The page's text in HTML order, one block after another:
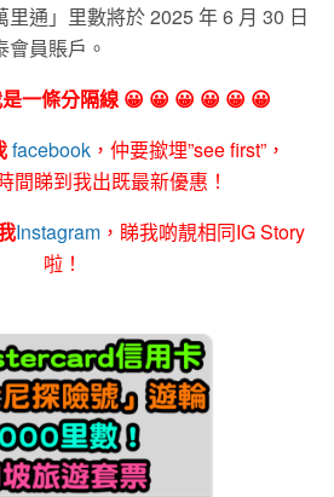
里通」里數將於 2025 年 6 月 30 日
員賬戶。
一條分隔線 😀 😀 😀 😀 😀 😀
facebook ，仲要撳埋”see first”，
間睇到我出既最新優惠！
Instagram ，睇我啲靚相同IG Story
啦！